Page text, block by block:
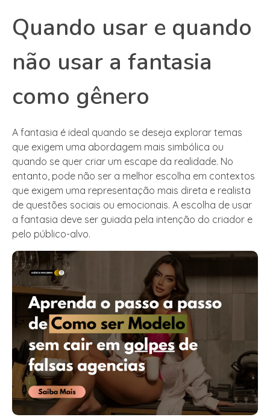
Quando usar e quando
não usar a fantasia
como gênero
A fantasia é ideal quando se deseja explorar temas
que exigem uma abordagem mais simbólica ou
quando se quer criar um escape da realidade. No
entanto, pode não ser a melhor escolha em contextos
que exigem uma representação mais direta e realista
de questões sociais ou emocionais. A escolha de usar
a fantasia deve ser guiada pela intenção do criador e
pelo público-alvo.